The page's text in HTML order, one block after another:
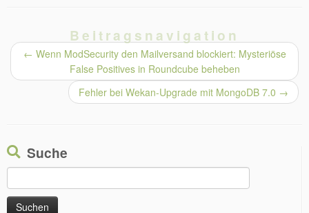
Beitragsnavigation
← Wenn ModSecurity den Mailversand blockiert: Mysteriöse
False Positives in Roundcube beheben
Fehler bei Wekan-Upgrade mit MongoDB 7.0 →
Suche
nach: